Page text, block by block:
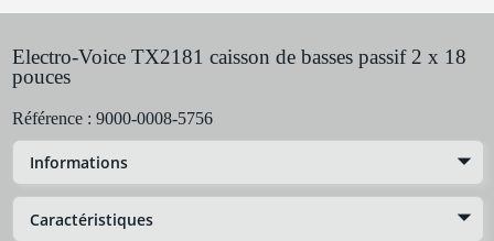
Electro-Voice TX2181 caisson de basses passif 2 x 18
pouces
Référence : 9000-0008-5756
Informations
Caractéristiques